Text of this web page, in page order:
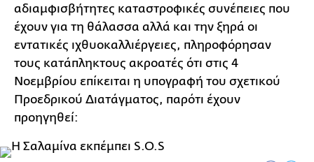
αδιαμφισβήτητες καταστροφικές συνέπειες που
έχουν για τη θάλασσα αλλά και την ξηρά οι
εντατικές ιχθυοκαλλιέργειες, πληροφόρησαν
τους κατάπληκτους ακροατές ότι στις 4
Νοεμβρίου επίκειται η υπογραφή του σχετικού
Προεδρικού Διατάγματος, παρότι έχουν
προηγηθεί: